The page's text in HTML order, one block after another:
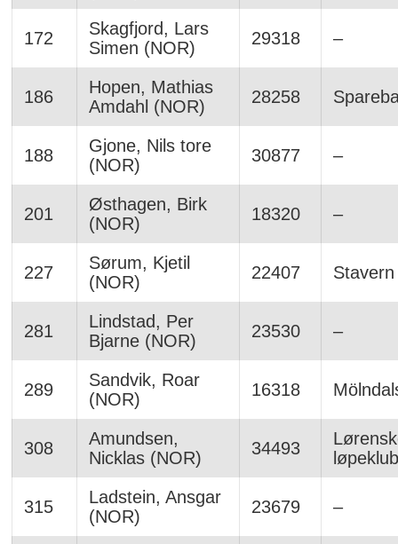
172
Skagfjord, Lars
Simen (NOR)
29318 –
186
Hopen, Mathias
Amdahl (NOR)
28258
188
Gjone, Nils tore
(NOR)
30877 –
201
Østhagen, Birk
(NOR)
18320 –
227
Sørum, Kjetil
(NOR)
22407
281
Lindstad, Per
Bjarne (NOR)
23530 –
289
Sandvik, Roar
(NOR)
16318
308
Amundsen,
Nicklas (NOR)
34493
315
Ladstein, Ansgar
(NOR)
23679 –